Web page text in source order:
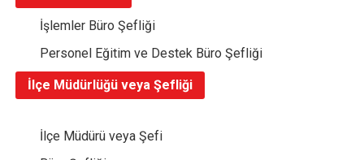
İşlemler Büro Şefliği
Personel Eğitim ve Destek Büro Şefliği
İlçe Müdürlüğü veya Şefliği
İlçe Müdürü veya Şefi